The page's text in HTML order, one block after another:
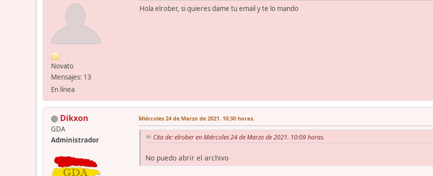
Novato
Mensajes: 13
En línea
Hola elrober, si quieres dame tu email y te lo mando
Dikxon
GDA
Administrador
Miércoles 24 de Marzo de 2021. 10:30 horas.
Cita de: elrober en Miércoles 24 de Marzo de 2021. 10:09 horas.
No puedo abrir el archivo